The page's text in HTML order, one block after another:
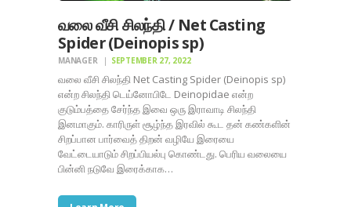
வலை வீசி சிலந்தி / Net Casting
Spider (Deinopis sp)
MANAGER SEPTEMBER 27, 2022
வலை வீசி சிலந்தி Net Casting Spider (Deinopis sp)
என்ற சிலந்தி டெய்னோபிடே Deinopidae என்ற
குடும்பத்தை சேர்ந்த இவை ஒரு இராவாடி சிலந்தி
இனமாகும். காரிருள் சூழ்ந்த இரவில் கூட தன் கண்களின்
சிறப்பான பார்வைத் திறன் வழியே இரையை
வேட்டையாடும் சிறப்பியல்பு கொண்டது. பெரிய வலையை
பின்னி நடுவே இரைக்காக…